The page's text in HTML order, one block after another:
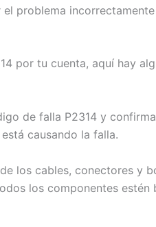
problema
por tu cuenta, aquí hay
de falla P2314 y
causando la falla.
los cables, conectores y
los componentes estén